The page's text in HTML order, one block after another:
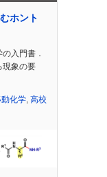
ホント
入門書．
現象の要
化学, 高校